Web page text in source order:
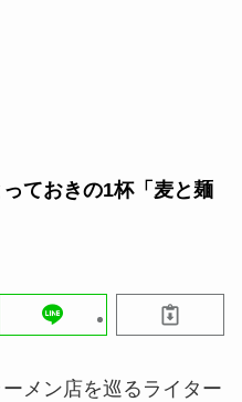
ておきの1杯「麦と麺
メン店を巡るライター